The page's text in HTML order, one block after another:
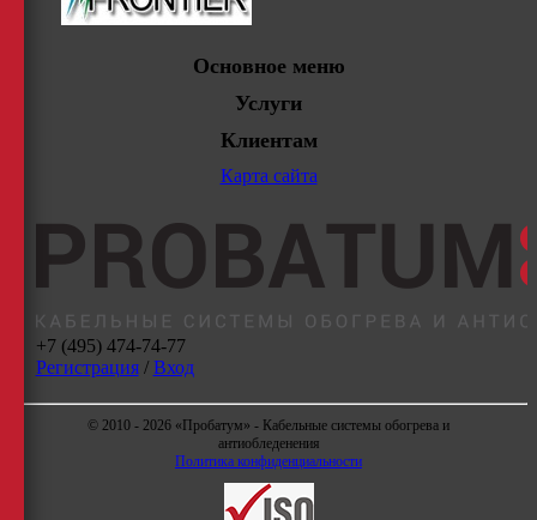
Основное меню
Услуги
Клиентам
Карта сайта
+7 (495) 474-74-77
Регистрация/ Вход
© 2010 - 2026 «Пробатум» - Кабельные системы обогрева и
антиобледенения
Политика конфиденциальности